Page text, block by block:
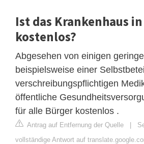
Ist das Krankenhaus
kostenlos?
Abgesehen von einigen
beispielsweise einer
verschreibungspflichtigen
öffentliche
für alle Bürger kostenlos .
Antrag auf Entfernung der Quelle |
vollständige Antwort auf